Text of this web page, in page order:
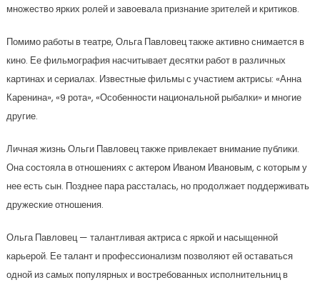
множество ярких ролей и завоевала признание зрителей и критиков.
Помимо работы в театре, Ольга Павловец также активно снимается в
кино. Ее фильмография насчитывает десятки работ в различных
картинах и сериалах. Известные фильмы с участием актрисы: «Анна
Каренина», «9 рота», «Особенности национальной рыбалки» и многие
другие.
Личная жизнь Ольги Павловец также привлекает внимание публики.
Она состояла в отношениях с актером Иваном Ивановым, с которым у
нее есть сын. Позднее пара рассталась, но продолжает поддерживать
дружеские отношения.
Ольга Павловец — талантливая актриса с яркой и насыщенной
карьерой. Ее талант и профессионализм позволяют ей оставаться
одной из самых популярных и востребованных исполнительниц в